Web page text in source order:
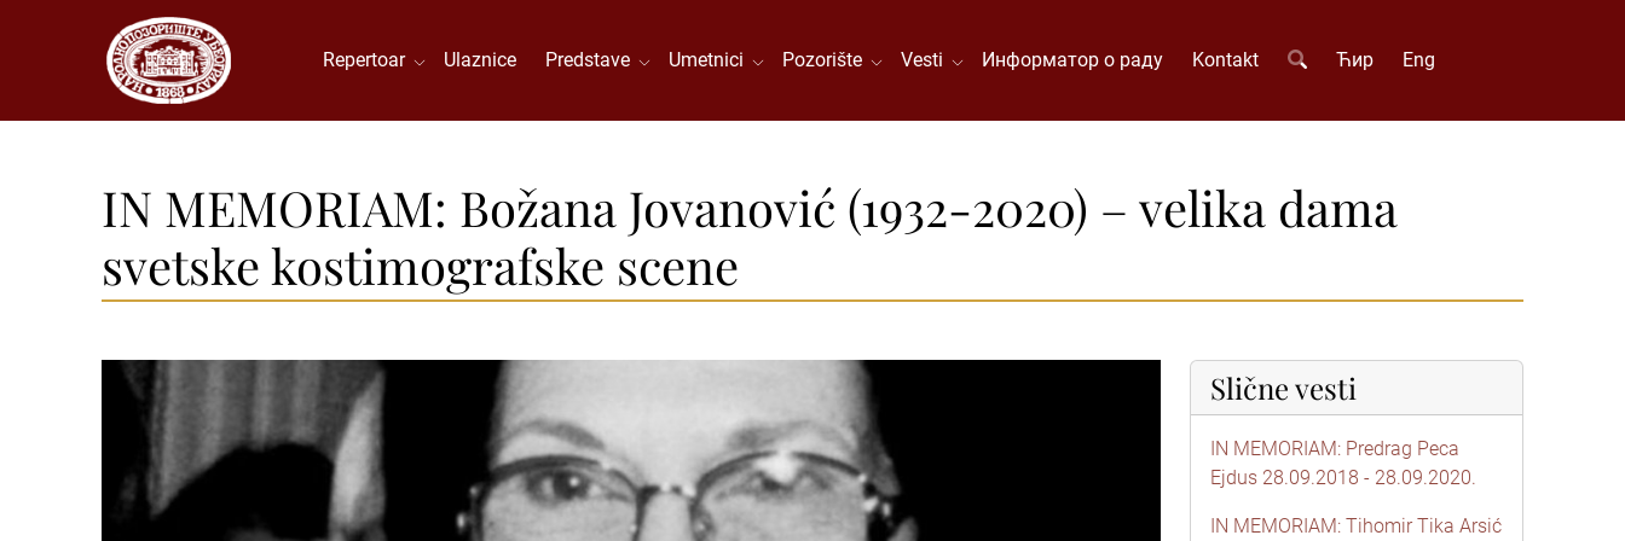
Repertoar Ulaznice Predstave Umetnici Pozorište Vesti Информатор о раду Kontakt Ћир Eng
IN MEMORIAM: Božana Jovanović (1932-2020) – velika dama
svetske kostimografske scene
Slične vesti
IN MEMORIAM: Predrag Peca
Ejdus 28.09.2018 - 28.09.2020.
IN MEMORIAM: Tihomir Tika Arsić